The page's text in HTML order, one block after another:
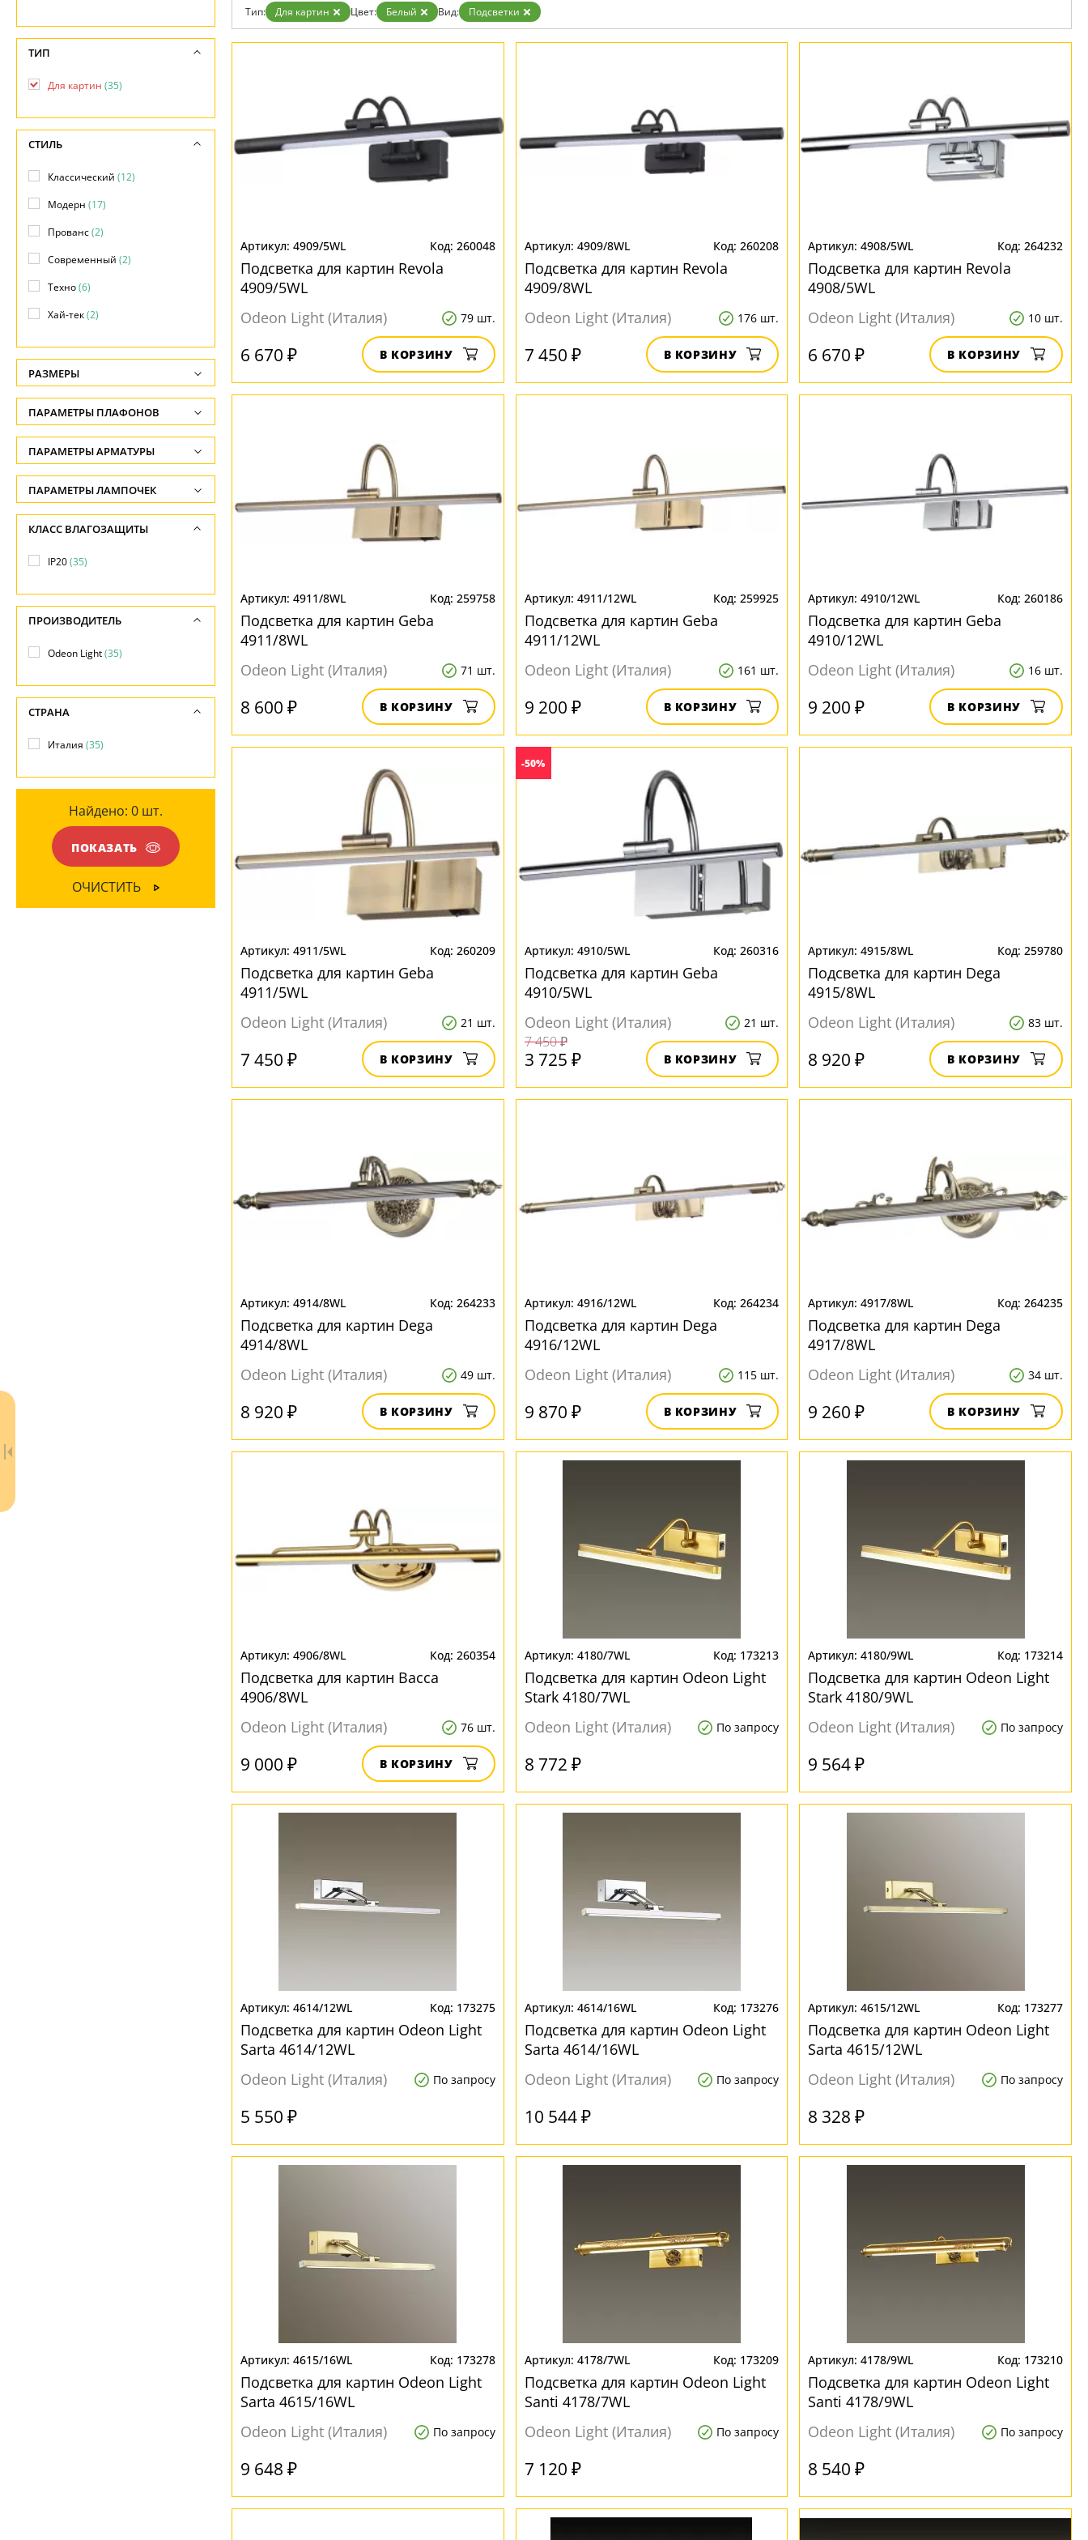
Установка
Дизайнерам
Контакты
- бесплатно по России
- бесплатная доставка
Техно
Хай тек
Тип: Для картин Цвет: Белый Вид: Подсветки
4909/5WL 260048
Подсветка для картин Revola
4909/5WL
Odeon Light (Италия)
79 шт.
6 670 ₽ В КОРЗИНУ
4909/8WL 260208
Подсветка для картин Revola
4909/8WL
Odeon Light (Италия)
176 шт.
7 450 ₽ В КОРЗИНУ
4908/5WL 264232
Подсветка для картин Revola
4908/5WL
Odeon Light (Италия)
10 шт.
6 670 ₽ В КОРЗИНУ
4911/8WL 259758
Подсветка для картин Geba
4911/8WL
Odeon Light (Италия)
71 шт.
8 600 ₽ В КОРЗИНУ
4911/12WL 259925
Подсветка для картин Geba
4911/12WL
Odeon Light (Италия)
161 шт.
9 200 ₽ В КОРЗИНУ
4910/12WL 260186
Подсветка для картин Geba
4910/12WL
Odeon Light (Италия)
16 шт.
9 200 ₽ В КОРЗИНУ
4911/5WL 260209
Подсветка для картин Geba
4911/5WL
Odeon Light (Италия)
21 шт.
7 450 ₽ В КОРЗИНУ
-50%
4910/5WL 260316
Подсветка для картин Geba
4910/5WL
Odeon Light (Италия)
21 шт.
7 450 ₽
3 725 ₽ В КОРЗИНУ
4915/8WL 259780
Подсветка для картин Dega
4915/8WL
Odeon Light (Италия)
83 шт.
8 920 ₽ В КОРЗИНУ
4914/8WL 264233
Подсветка для картин Dega
4914/8WL
Odeon Light (Италия)
49 шт.
8 920 ₽ В КОРЗИНУ
4916/12WL 264234
Подсветка для картин Dega
4916/12WL
Odeon Light (Италия)
115 шт.
9 870 ₽ В КОРЗИНУ
4917/8WL 264235
Подсветка для картин Dega
4917/8WL
Odeon Light (Италия)
34 шт.
9 260 ₽ В КОРЗИНУ
4906/8WL 260354
Подсветка для картин Bacca
4906/8WL
Odeon Light (Италия)
76 шт.
9 000 ₽ В КОРЗИНУ
4180/7WL 173213
Подсветка для картин Odeon Light
Stark 4180/7WL
Odeon Light (Италия)
По запросу
8 772 ₽
4180/9WL 173214
Подсветка для картин Odeon Light
Stark 4180/9WL
Odeon Light (Италия)
По запросу
9 564 ₽
4614/12WL 173275
Подсветка для картин Odeon Light
Sarta 4614/12WL
Odeon Light (Италия)
По запросу
5 550 ₽
4614/16WL 173276
Подсветка для картин Odeon Light
Sarta 4614/16WL
Odeon Light (Италия)
По запросу
10 544 ₽
4615/12WL 173277
Подсветка для картин Odeon Light
Sarta 4615/12WL
Odeon Light (Италия)
По запросу
8 328 ₽
4615/16WL 173278
Подсветка для картин Odeon Light
Sarta 4615/16WL
Odeon Light (Италия)
По запросу
9 648 ₽
4178/7WL 173209
Подсветка для картин Odeon Light
Santi 4178/7WL
Odeon Light (Италия)
По запросу
7 120 ₽
4178/9WL 173210
Подсветка для картин Odeon Light
Santi 4178/9WL
Odeon Light (Италия)
По запросу
8 540 ₽
ТИП
Для картин (35)
СТИЛЬ
Классический (12)
Модерн (17)
Прованс(2)
Современный (2)
Техно(6)
Хай-тек(2)
РАЗМЕРЫ
Высота, см
-
Глубина, см
-
Ширина, см
-
Длина, см
ПАРАМЕТРЫ ПЛАФОНОВ
ФОРМА ПЛАФОНА
Декоративный(2)
Цилиндр(4)
ПОВЕРХНОСТЬ
НАПРАВЛЕНИЕ
Вверх(1)
Вниз
Акрил(30)
(17)
ЦВЕТ ПЛАФОНОВ
ПАРАМЕТРЫ АРМАТУРЫ
ЦВЕТ АРМАТУРЫ
Белый(4)
Хром (10)
Черный(3)
МАТЕРИАЛ
ПОВЕРХНОСТЬ
Глянцевый(20)
Матовый
ПАРАМЕТРЫ ЛАМПОЧЕК
Количество ламп
-
Общая мощность ламп
-
Напряжение
-
КЛАСС ВЛАГОЗАЩИТЫ
IP20(35)
ПРОИЗВОДИТЕЛЬ
Odeon Light(35)
СТРАНА
Италия (35)
Найдено: 0 шт.
ПОКАЗАТЬ
ОЧИСТИТЬ